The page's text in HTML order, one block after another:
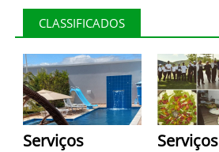
CLASSIFICADOS
Serviços
Serviços